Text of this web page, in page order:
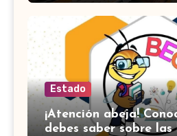
Estado
¡Atención abeja!
debes saber sobre las